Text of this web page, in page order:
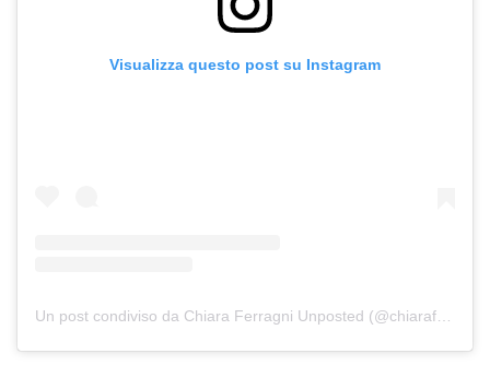
Visualizza questo post su Instagram